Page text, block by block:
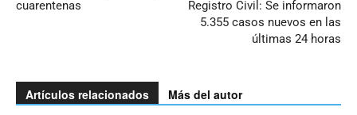
cuarentenas
Registro Civil: Se informaron
5.355 casos nuevos en las
últimas 24 horas
Artículos relacionados Más del autor